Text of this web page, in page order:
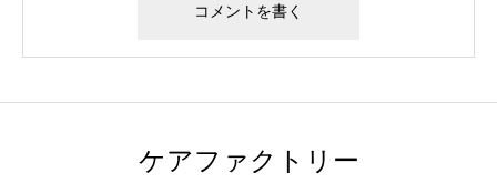
ケアファクトリー